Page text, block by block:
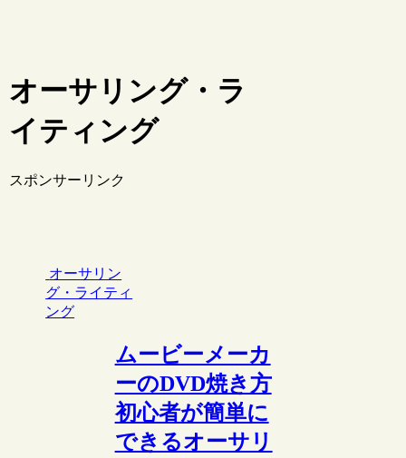
オーサリング・ラ
イティング
スポンサーリンク
オーサリン
グ・ライティ
ング
ムービーメーカ
ーのDVD焼き方
初心者が簡単に
できるオーサリ